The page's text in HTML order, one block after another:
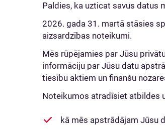
Paldies, ka uzticat savus datus
2026. gada 31. martā stāsies
aizsardzības noteikumi.
Mēs rūpējamies par Jūsu
informāciju par Jūsu datu
tiesību aktiem un finanšu
Noteikumos atradīsiet atbildes
kā mēs apstrādājam Jūsu